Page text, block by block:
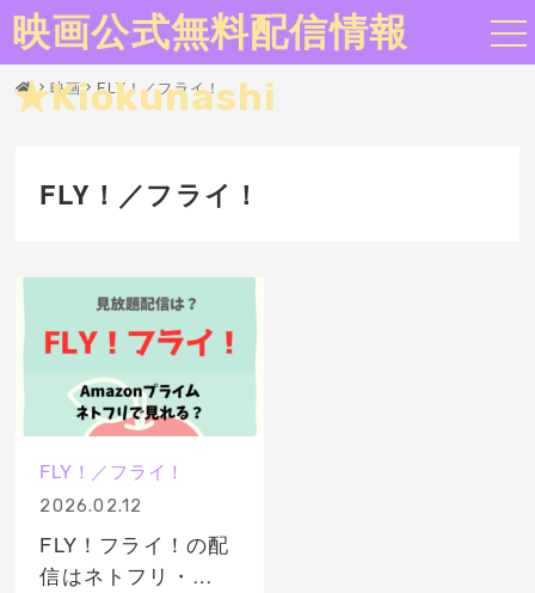
映画公式無料配信情報
★Kiokunashi
映画 FLY！／フライ！
FLY！／フライ！
FLY！／フライ！
2026.02.12
FLY！フライ！の配
信はネトフリ・